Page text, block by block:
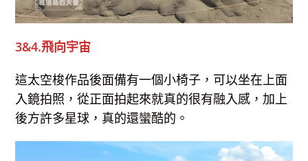
3&4.飛向宇宙
這太空梭作品後面備有一個小椅子，可以坐在上面
入鏡拍照，從正面拍起來就真的很有融入感，加上
後方許多星球，真的還蠻酷的。